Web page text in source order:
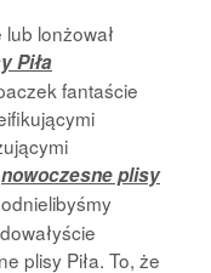
lonżował
Piła
fantaście
nowoczesne plisy
plisy Piła. To, że